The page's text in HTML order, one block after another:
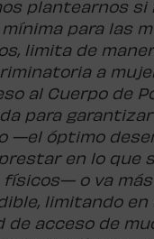
plantearnos si
para las
limita de
a
al Cuerpo de
para
—el óptimo
en lo que
o va más
limitando en
de acceso de